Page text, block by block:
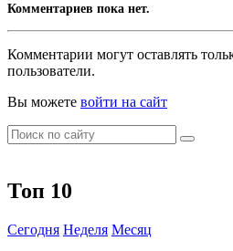
Комментариев пока нет.
Комментарии могут оставлять
пользователи.
Вы можете войти на сайт
Топ 10
Сегодня Неделя Месяц